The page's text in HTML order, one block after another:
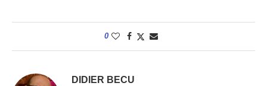
0
DIDIER BECU